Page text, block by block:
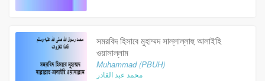
সমরবিদ হিসাবে মুহাম্মদ সাল্লাল্লাহু আলাইহি
ওয়াসাল্লাম
Muhammad (PBUH)
محمد عبد القادر